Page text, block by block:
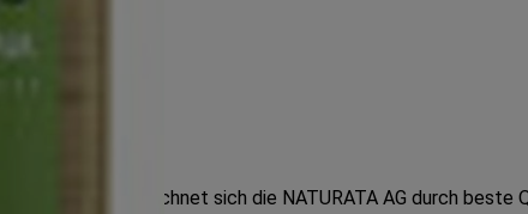
zeichnet sich die NATURATA AG durch beste